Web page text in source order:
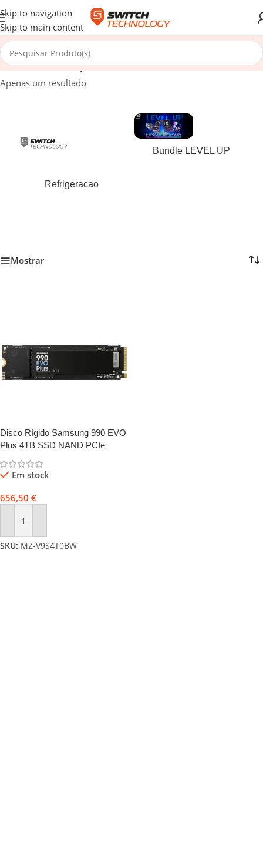
Skip to navigation
Skip to main content
Início/Produtos etiquetados com “8806095575667”
Apenas um resultado
Refrigeracao
Bundle LEVEL UP
Mostrar
Disco Rígido Samsung 990 EVO
Plus 4TB SSD NAND PCIe
Em stock
656,50 €
Adicionar
SKU: MZ-V9S4T0BW